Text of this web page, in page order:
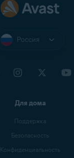
Россия
Для дома
Поддержка
Безопасность
Конфиденциальность